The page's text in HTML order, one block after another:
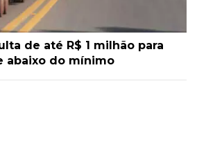
de até R$ 1 milhão para
abaixo do mínimo